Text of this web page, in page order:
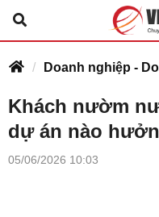
Doanh nghiệp -
Khách nườm
dự án nào
05/06/2026 10:03